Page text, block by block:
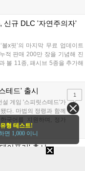
일부터 26일까지 트로피칼 아
로 기대된다....
신규 DLC '자연주의자'
x핏’의 마지막 무료 업데이트
적 판매 200만 장을 기념해 진
볼 11종, 패시브 5종을 추가해
, 모바일에서 한글판으로 즐길
있다. 상세 정보는 공식 홈페이
테드' 출시
게임 '스피릿스테드'가
다. 마법의 정령과 함께
국어를 지원하며, 정가
매된다. 플레이어는 어
자유롭게 마을을 꾸미
있다. 따뜻한 손그림 그
힐링 게임으로 기대를
1
이플러' 출시
인티드 팩트가 개발하고 어셈
형 테스트!
면 1,000 이니